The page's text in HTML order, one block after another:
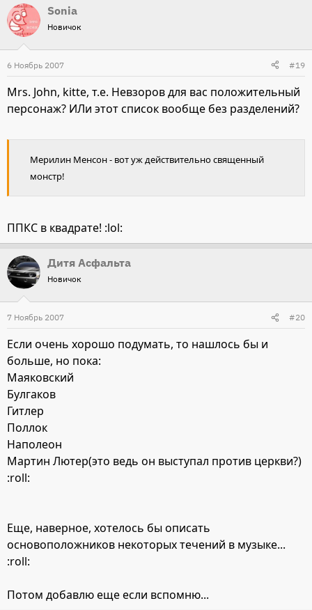
Sonia
Новичок
6 Ноябрь 2007 #19
Mrs. John, kitte, т.е. Невзоров для вас положительный
персонаж? ИЛи этот список вообще без разделений?
Мерилин Менсон - вот уж действительно священный
монстр!
ППКС в квадрате! :lol:
Дитя Асфальта
Новичок
7 Ноябрь 2007 #20
Если очень хорошо подумать, то нашлось бы и
больше, но пока:
Маяковский
Булгаков
Гитлер
Поллок
Наполеон
Мартин Лютер(это ведь он выступал против церкви?)
:roll:
Еще, наверное, хотелось бы описать
основоположников некоторых течений в музыке...
:roll:
Потом добавлю еще если вспомню...